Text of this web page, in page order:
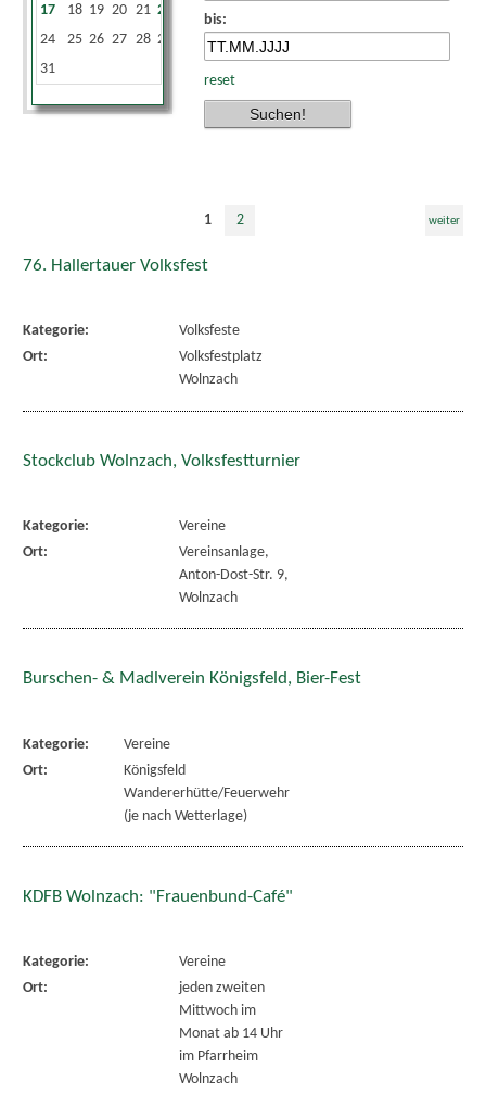
17
18 19 20 21 22
24
25 26 27 28 29
31
bis:
reset
1 2 weiter
76. Hallertauer Volksfest
Kategorie:
Volksfeste
Ort:
Volksfestplatz
Wolnzach
Stockclub Wolnzach, Volksfestturnier
Kategorie:
Vereine
Ort:
Vereinsanlage,
Anton-Dost-Str. 9,
Wolnzach
Burschen- & Madlverein Königsfeld, Bier-Fest
Kategorie:
Vereine
Ort:
Königsfeld
Wandererhütte/Feuerwehr
(je nach Wetterlage)
KDFB Wolnzach: "Frauenbund-Café"
Kategorie:
Vereine
Ort:
jeden zweiten
Mittwoch im
Monat ab 14 Uhr
im Pfarrheim
Wolnzach